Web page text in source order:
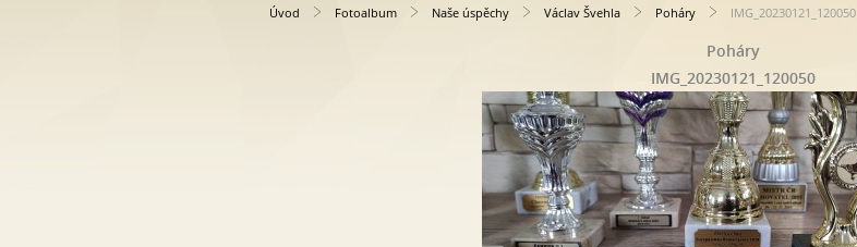
Úvod Fotoalbum Naše úspěchy Václav Švehla Poháry IMG_20230121_120050
Poháry
IMG_20230121_120050